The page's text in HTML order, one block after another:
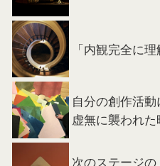
「内観完全に理
自分の創作活
虚無に襲われ
次のステージ